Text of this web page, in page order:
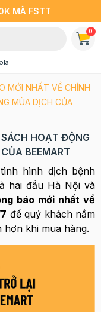
MÃ FSTT
0
MỚI NHẤT VỀ CHÍNH
MÙA DỊCH CỦA
HOẠT ĐỘNG
BEEMART
hình dịch bệnh
hai đầu Hà Nội và
báo mới nhất về
để quý khách nắm
khi mua hàng.